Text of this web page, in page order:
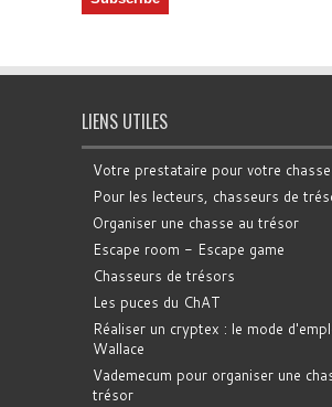
LIENS UTILES
Votre prestataire pour votre
Pour les lecteurs, chasseurs de
Organiser une chasse au trésor
Escape room - Escape game
Chasseurs de trésors
Les puces du ChAT
Réaliser un cryptex : le mode
Wallace
Vademecum pour organiser une
trésor